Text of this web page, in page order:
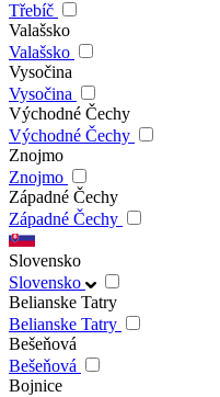
Třebíč
Valašsko
Valašsko
Vysočina
Vysočina
Východné Čechy
Východné Čechy
Znojmo
Znojmo
Západné Čechy
Západné Čechy
Slovensko
Slovensko
Belianske Tatry
Belianske Tatry
Bešeňová
Bešeňová
Bojnice